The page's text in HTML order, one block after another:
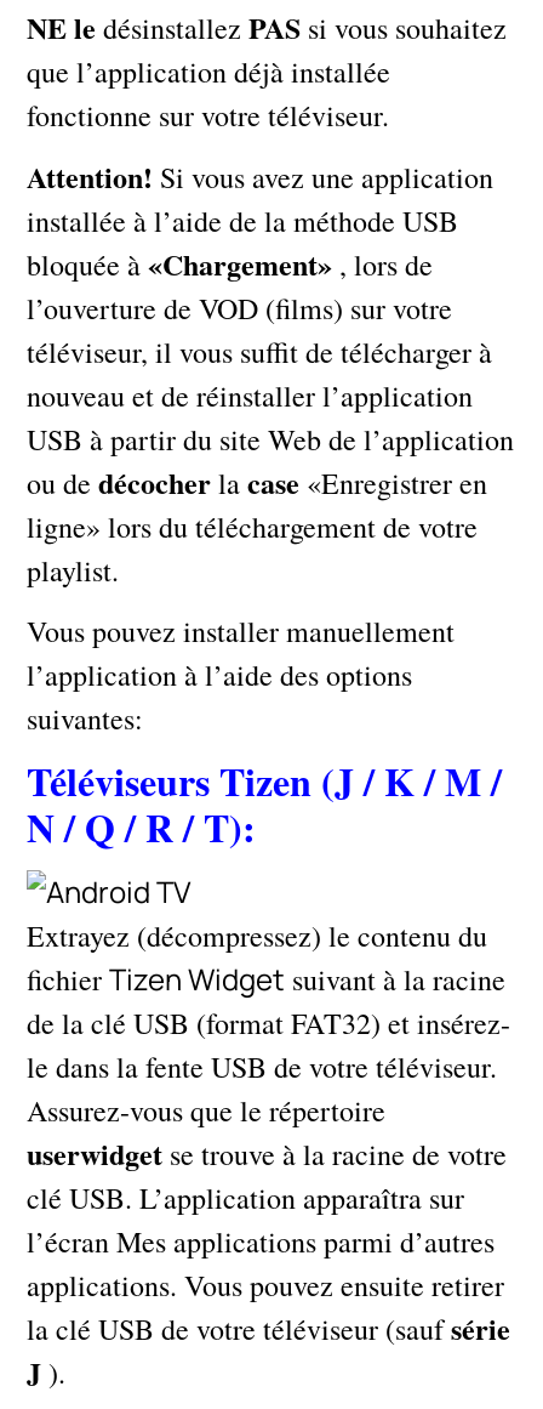
NE le désinstallezPAS si vous souhaitez
que l’application déjà installée
fonctionne sur votre téléviseur.
Attention! Si vous avez une application
installée à l’aide de la méthode USB
bloquée à«Chargement» , lors de
l’ouverture de VOD (films) sur votre
téléviseur, il vous suffit de télécharger à
nouveau et de réinstaller l’application
USB à partir du site Web de l’application
ou de décocherlacase «Enregistrer en
ligne» lors du téléchargement de votre
playlist.
Vous pouvez installer manuellement
l’application à l’aide des options
suivantes:
Téléviseurs Tizen (J / K / M /
N / Q / R / T):
Extrayez (décompressez) le contenu du
fichierTizen Widget suivant à la racine
de la clé USB (format FAT32) et insérez-
le dans la fente USB de votre téléviseur.
Assurez-vous que le répertoire
userwidget se trouve à la racine de votre
clé USB. L’application apparaîtra sur
l’écran Mes applications parmi d’autres
applications. Vous pouvez ensuite retirer
la clé USB de votre téléviseur (saufsérie
J).